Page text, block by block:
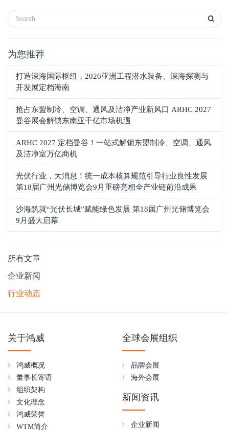
为您推荐
打造深海国际枢纽，2026亚洲工程潜水装备、深海探测与
开发展定档海南
抢占东盟制冷、空调、通风及洁净产业新风口 ARHC 2027
曼谷展会解锁东南亚千亿市场机遇
ARHC 2027 定档曼谷！一站式解锁东盟制冷、空调、通风
及洁净室万亿商机
光伏行业，大消息！统一成本核算规范引导行业良性发展
第18届广州光储博览会9月重磅亮相全产业链前沿成果
沙海筑就“光伏长城”赋能绿色发展 第18届广州光储博览会
9月盛大启幕
所有文章
企业新闻
行业动态
关于鸿威
鸿威概况
董事长寄语
组织架构
文化理念
鸿威荣誉
WTM简介
全球会展组织
品牌会展
海外会展
新闻资讯
企业新闻